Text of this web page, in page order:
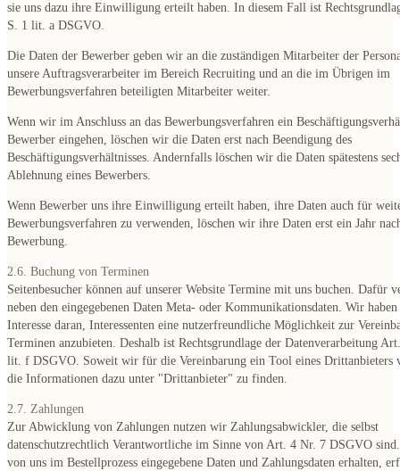
sie uns dazu ihre Einwilligung erteilt haben. In diesem Fall ist
S. 1 lit. a DSGVO.
Die Daten der Bewerber geben wir an die zuständigen Mitarbeiter der
unsere Auftragsverarbeiter im Bereich Recruiting und an die im Übrigen im
Bewerbungsverfahren beteiligten Mitarbeiter weiter.
Wenn wir im Anschluss an das Bewerbungsverfahren ein
Bewerber eingehen, löschen wir die Daten erst nach Beendigung des
Beschäftigungsverhältnisses. Andernfalls löschen wir die Daten spätestens
Ablehnung eines Bewerbers.
Wenn Bewerber uns ihre Einwilligung erteilt haben, ihre Daten auch für
Bewerbungsverfahren zu verwenden, löschen wir ihre Daten erst ein Jahr
Bewerbung.
2.6. Buchung von Terminen
Seitenbesucher können auf unserer Website Termine mit uns buchen. Dafür
neben den eingegebenen Daten Meta- oder Kommunikationsdaten. Wir
Interesse daran, Interessenten eine nutzerfreundliche Möglichkeit zur
Terminen anzubieten. Deshalb ist Rechtsgrundlage der Datenverarbeitung
lit. f DSGVO. Soweit wir für die Vereinbarung ein Tool eines Drittanbieters
die Informationen dazu unter "Drittanbieter" zu finden.
2.7. Zahlungen
Zur Abwicklung von Zahlungen nutzen wir Zahlungsabwickler, die selbst
datenschutzrechtlich Verantwortliche im Sinne von Art. 4 Nr. 7 DSGVO
von uns im Bestellprozess eingegebene Daten und Zahlungsdaten erhalten,